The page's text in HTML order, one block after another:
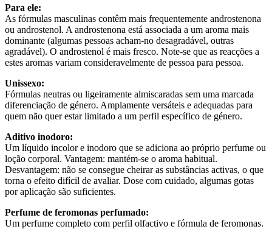
Para ele:
As fórmulas masculinas contêm mais frequentemente androstenona
ou androstenol. A androstenona está associada a um aroma mais
dominante (algumas pessoas acham-no desagradável, outras
agradável). O androstenol é mais fresco. Note-se que as reacções a
estes aromas variam consideravelmente de pessoa para pessoa.
Unissexo:
Fórmulas neutras ou ligeiramente almiscaradas sem uma marcada
diferenciação de género. Amplamente versáteis e adequadas para
quem não quer estar limitado a um perfil específico de género.
Aditivo inodoro:
Um líquido incolor e inodoro que se adiciona ao próprio perfume ou
loção corporal. Vantagem: mantém-se o aroma habitual.
Desvantagem: não se consegue cheirar as substâncias activas, o que
torna o efeito difícil de avaliar. Dose com cuidado, algumas gotas
por aplicação são suficientes.
Perfume de feromonas perfumado:
Um perfume completo com perfil olfactivo e fórmula de feromonas.